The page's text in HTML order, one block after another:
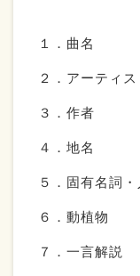
１．曲名
２．アーティス
３．作者
４．地名
５．固有名詞・
６．動植物
７．一言解説